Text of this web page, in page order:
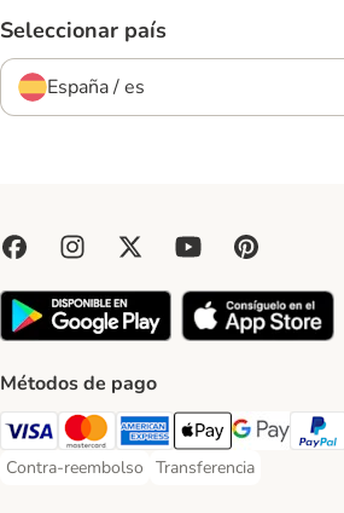
Seleccionar país
España / es
Métodos de pago
Visa Payment Method
Mastercard Payment Method
American Express Payment
Apple Pay Payment
Google Pay
Contra-reembolso
Contra-reembolso Payment Method
Transferencia
Transferencia Payment